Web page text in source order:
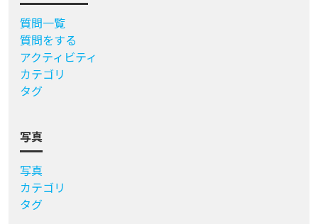
質問一覧
質問をする
アクティビティ
カテゴリ
タグ
写真
写真
カテゴリ
タグ